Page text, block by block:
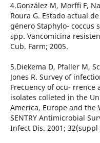
4.González M, Morﬃ F,
Roura G. Estado actual
género Staphylo- coccus
spp. Vancomicina
Cub. Farm; 2005.
5.Diekema D, Pfaller M,
Jones R. Survey of
Frecuency of ocu-
isolates colleted in the
America, Europe and the
SENTRY Antimicrobial
Infect Dis. 2001; 32(suppl